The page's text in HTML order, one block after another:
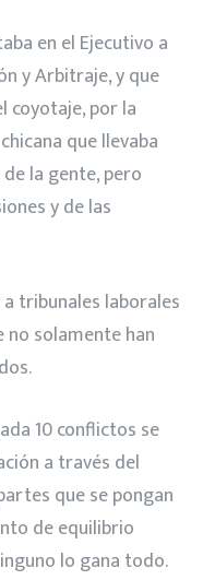
en el Ejecutivo a
y Arbitraje, y que
coyotaje, por la
que llevaba
la gente, pero
y de las
tribunales laborales
no solamente han
10 conflictos se
a través del
que se pongan
de equilibrio
lo gana todo.